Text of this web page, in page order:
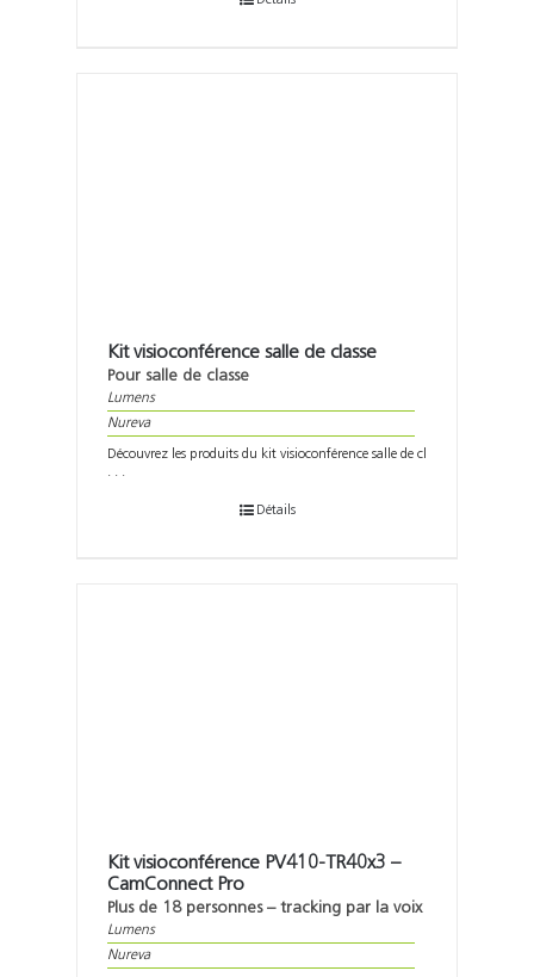
Kit visioconférence salle de classe
Pour salle de classe
Lumens
Nureva
Découvrez les produits du kit visioconférence salle de cl
. . .
Détails
Kit visioconférence PV410-TR40x3 –
CamConnect Pro
Plus de 18 personnes – tracking par la voix
Lumens
Nureva